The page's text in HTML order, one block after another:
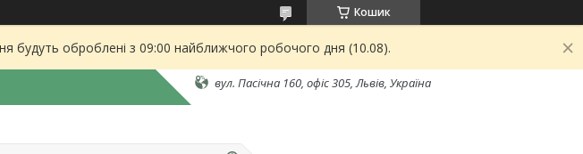
Кошик
будуть оброблені з 09:00 найближчого робочого дня (10.08).
вул. Пасічна 160, офіс 305, Львів, Україна